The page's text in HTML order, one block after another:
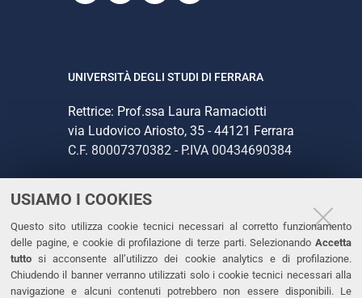
USIAMO I COOKIES
Questo sito utilizza cookie tecnici necessari al corretto funzionamento
delle pagine, e cookie di profilazione di terze parti. Selezionando Accetta
tutto si acconsente all’utilizzo dei cookie analytics e di profilazione.
Chiudendo il banner verranno utilizzati solo i cookie tecnici necessari alla
navigazione e alcuni contenuti potrebbero non essere disponibili. Le
UNIVERSITÀ DEGLI STUDI DI FERRARA
Rettrice: Prof.ssa Laura Ramaciotti
via Ludovico Ariosto, 35 - 44121 Ferrara
C.F. 80007370382 - P.IVA 00434690384
CONTATTI
Tel. +39 0532 293111
Fax. +39 0532 293031
PEC